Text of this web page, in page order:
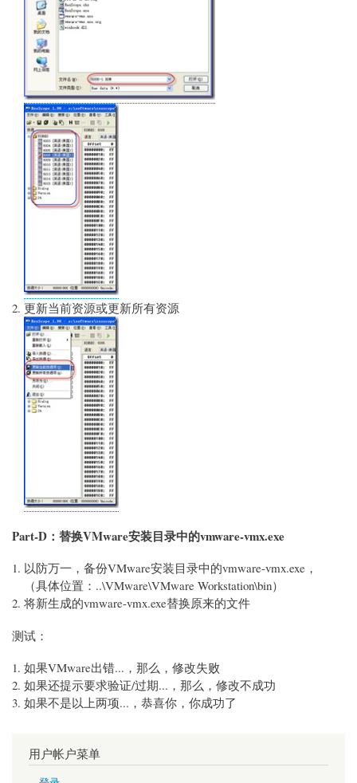
更新当前资源或更新所有资源
Part-D：替换VMware安装目录中的vmware-vmx.exe
以防万一，备份VMware安装目录中的vmware-vmx.exe，
（具体位置：..\VMware\VMware Workstation\bin）
将新生成的vmware-vmx.exe替换原来的文件
测试：
如果VMware出错...，那么，修改失败
如果还提示要求验证/过期...，那么，修改不成功
如果不是以上两项...，恭喜你，你成功了
用户帐户菜单